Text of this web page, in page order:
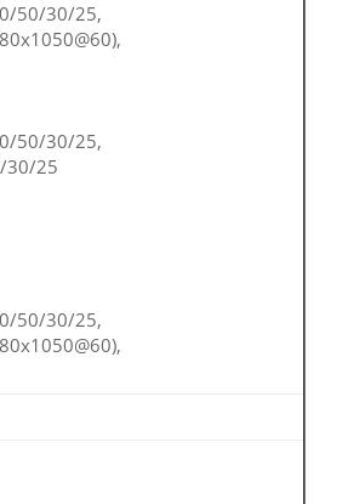
50/30/25,
50/30/25,
30/25
50/30/25,